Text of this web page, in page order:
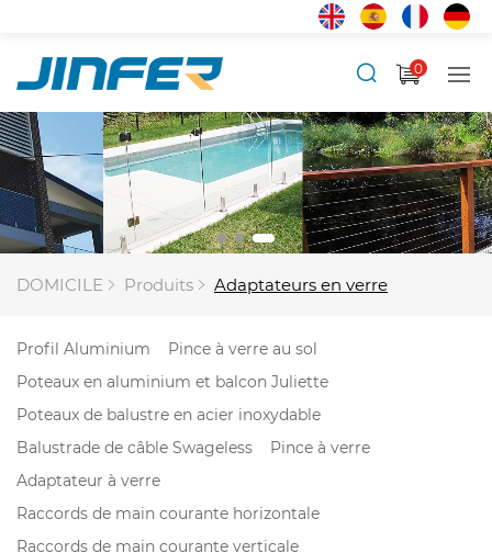
0
DOMICILE Produits Adaptateurs en verre
Profil Aluminium
Pince à verre au sol
Poteaux en aluminium et balcon Juliette
Poteaux de balustre en acier inoxydable
Balustrade de câble Swageless
Pince à verre
Adaptateur à verre
Raccords de main courante horizontale
Raccords de main courante verticale